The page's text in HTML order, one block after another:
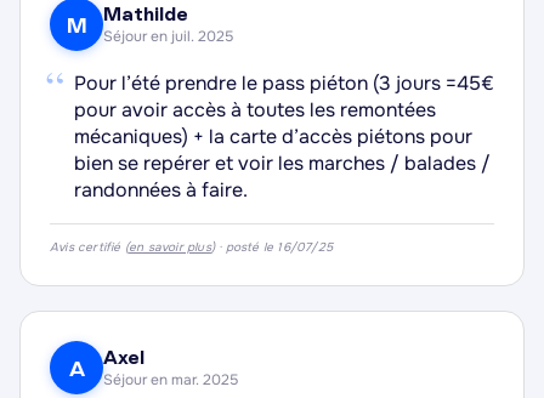
·
M Mathilde
Séjour en juil. 2025
“ Pour l’été prendre le pass piéton (3 jours =45€
pour avoir accès à toutes les remontées
mécaniques) + la carte d’accès piétons pour
bien se repérer et voir les marches / balades /
randonnées à faire.
Avis certifié (en savoir plus) · posté le 16/07/25
A Axel
Séjour en mar. 2025